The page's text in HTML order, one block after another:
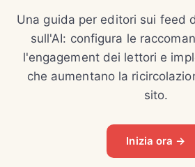
Una guida per editori sui feed
sull'AI: configura le
l'engagement dei lettori e
che aumentano la
sito.
Inizia ora →